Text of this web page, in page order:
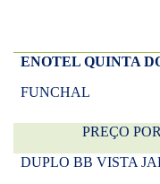
ENOTEL QUINTA
FUNCHAL
PREÇO
DUPLO BB VISTA